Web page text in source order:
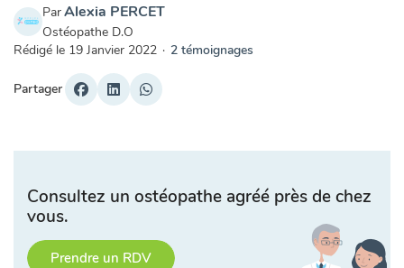
ParAlexia PERCET
Ostéopathe D.O
Rédigé le 19 Janvier 2022 · 2 témoignages
Partager
Consultez un ostéopathe agréé près de chez
vous.
Prendre un RDV